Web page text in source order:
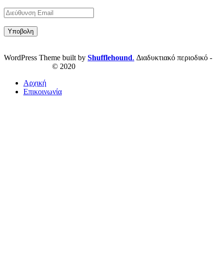
WordPress Theme built by Shufflehound. Διαδυκτιακό περιοδικό -
© 2020
Αρχική
Επικοινωνία